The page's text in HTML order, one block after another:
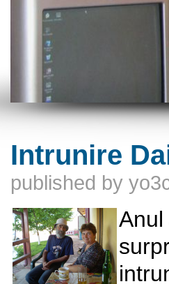
Intrunire
published by